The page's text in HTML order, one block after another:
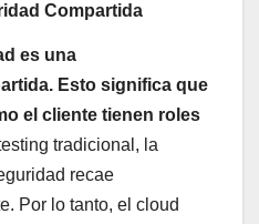
Compartida
es una
Esto significa que
el cliente tienen roles
tradicional, la
recae
Por lo tanto, el cloud